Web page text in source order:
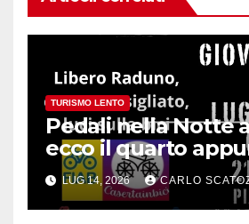
TURISMO LENTO
Pedali nella Notte
ecco il quarto
LUG 14, 2026 CARLO